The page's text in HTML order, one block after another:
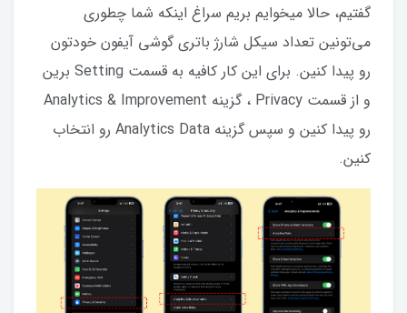
گفتیم، حالا میخوایم بریم سراغ اینکه شما چطوری
می‌تونین تعداد سیکل شارژ باتری گوشی آیفون خودتون
رو پیدا کنین. برای این کار کافیه به قسمت Setting برین
و از قسمت Privacy ، گزینه Analytics & Improvement
رو پیدا کنین و سپس گزینه Analytics Data رو انتخاب
کنین.